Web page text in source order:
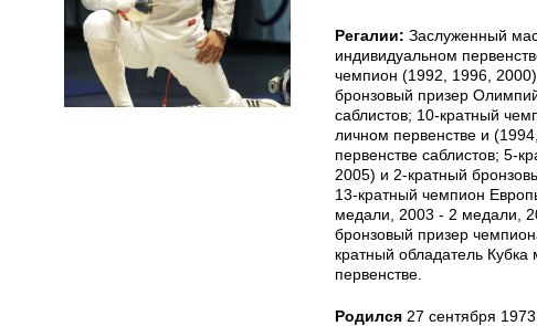
Регалии: Заслуженный
индивидуальном
чемпион (1992, 1996,
бронзовый призер
саблистов; 10-кратный
личном первенстве и
первенстве саблистов; 5-
2005) и 2-кратный
13-кратный чемпион
медали, 2003 - 2 медали,
бронзовый призер
кратный обладатель
первенстве.
Родился 27 сентября